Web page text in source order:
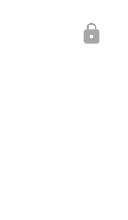
lock